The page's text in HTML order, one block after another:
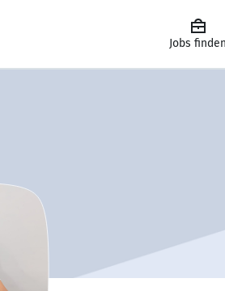
Jobs finden